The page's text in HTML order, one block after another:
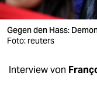
verlag
verlag
veranstaltungen
Gegen den Hass:
Foto: reuters
Interview von